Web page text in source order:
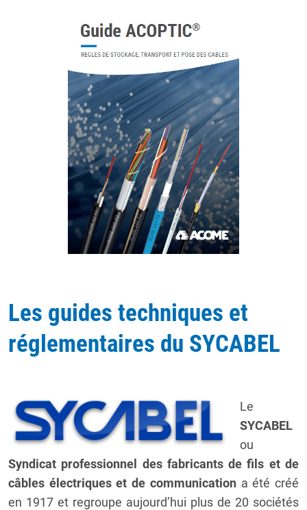
Les guides techniques et
réglementaires du SYCABEL
Le
SYCABEL
ou
Syndicat professionnel des fabricants de fils et de
câbles électriques et de communication a été créé
en 1917 et regroupe aujourd’hui plus de 20 sociétés